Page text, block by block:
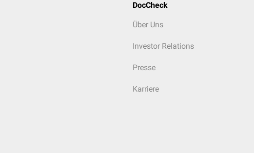
DocCheck
Über Uns
Investor Relations
Presse
Karriere